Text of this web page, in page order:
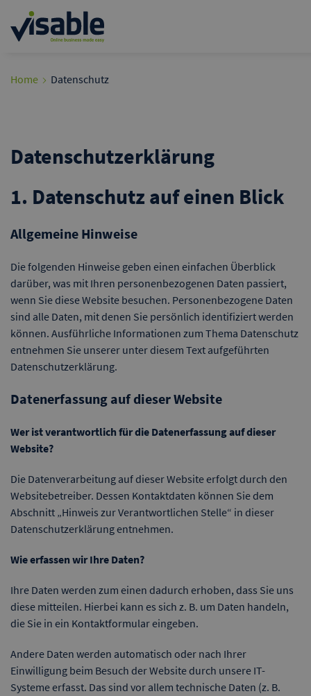
Home Datenschutz
Datenschutzerklärung
1. Datenschutz auf einen Blick
Allgemeine Hinweise
Die folgenden Hinweise geben einen einfachen Überblick
darüber, was mit Ihren personenbezogenen Daten passiert,
wenn Sie diese Website besuchen. Personenbezogene Daten
sind alle Daten, mit denen Sie persönlich identifiziert werden
können. Ausführliche Informationen zum Thema Datenschutz
entnehmen Sie unserer unter diesem Text aufgeführten
Datenschutzerklärung.
Datenerfassung auf dieser Website
Wer ist verantwortlich für die Datenerfassung auf dieser
Website?
Die Datenverarbeitung auf dieser Website erfolgt durch den
Websitebetreiber. Dessen Kontaktdaten können Sie dem
Abschnitt „Hinweis zur Verantwortlichen Stelle“ in dieser
Datenschutzerklärung entnehmen.
Wie erfassen wir Ihre Daten?
Ihre Daten werden zum einen dadurch erhoben, dass Sie uns
diese mitteilen. Hierbei kann es sich z. B. um Daten handeln,
die Sie in ein Kontaktformular eingeben.
Andere Daten werden automatisch oder nach Ihrer
Einwilligung beim Besuch der Website durch unsere IT-
Systeme erfasst. Das sind vor allem technische Daten (z. B.